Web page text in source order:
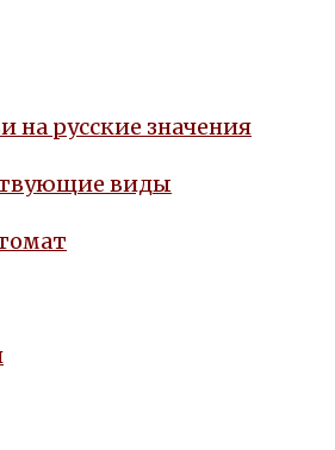
на русские значения
виды